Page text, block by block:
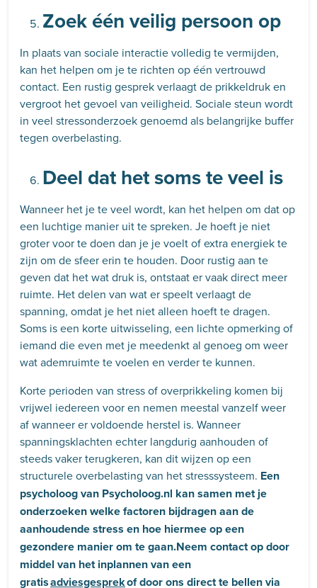
Zoek één veilig persoon op
In plaats van sociale interactie volledig te vermijden,
kan het helpen om je te richten op één vertrouwd
contact. Een rustig gesprek verlaagt de prikkeldruk en
vergroot het gevoel van veiligheid. Sociale steun wordt
in veel stressonderzoek genoemd als belangrijke buffer
tegen overbelasting.
Deel dat het soms te veel is
Wanneer het je te veel wordt, kan het helpen om dat op
een luchtige manier uit te spreken. Je hoeft je niet
groter voor te doen dan je je voelt of extra energiek te
zijn om de sfeer erin te houden. Door rustig aan te
geven dat het wat druk is, ontstaat er vaak direct meer
ruimte. Het delen van wat er speelt verlaagt de
spanning, omdat je het niet alleen hoeft te dragen.
Soms is een korte uitwisseling, een lichte opmerking of
iemand die even met je meedenkt al genoeg om weer
wat ademruimte te voelen en verder te kunnen.
Korte perioden van stress of overprikkeling komen bij
vrijwel iedereen voor en nemen meestal vanzelf weer
af wanneer er voldoende herstel is. Wanneer
spanningsklachten echter langdurig aanhouden of
steeds vaker terugkeren, kan dit wijzen op een
structurele overbelasting van het stresssysteem. Een
psycholoog van Psycholoog.nl kan samen met je
onderzoeken welke factoren bijdragen aan de
aanhoudende stress en hoe hiermee op een
gezondere manier om te gaan.Neem contact op door
middel van het inplannen van een
gratisadviesgesprekof door ons direct te bellen via